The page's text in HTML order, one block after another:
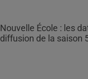
Nouvelle École : les
diffusion de la saison